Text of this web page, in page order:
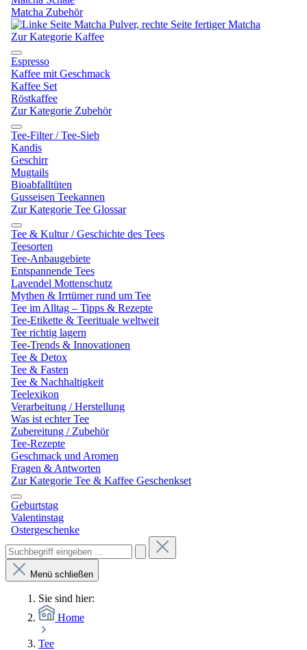
Matcha Zubehör
Zur Kategorie Kaffee
Espresso
Kaffee mit Geschmack
Kaffee Set
Röstkaffee
Zur Kategorie Zubehör
Tee-Filter / Tee-Sieb
Kandis
Geschirr
Mugtails
Bioabfalltüten
Gusseisen Teekannen
Zur Kategorie Tee Glossar
Tee & Kultur / Geschichte des Tees
Teesorten
Tee-Anbaugebiete
Entspannende Tees
Lavendel Mottenschutz
Mythen & Irrtümer rund um Tee
Tee im Alltag – Tipps & Rezepte
Tee-Etikette & Teerituale weltweit
Tee richtig lagern
Tee-Trends & Innovationen
Tee & Detox
Tee & Fasten
Tee & Nachhaltigkeit
Teelexikon
Verarbeitung / Herstellung
Was ist echter Tee
Zubereitung / Zubehör
Tee-Rezepte
Geschmack und Aromen
Fragen & Antworten
Zur Kategorie Tee & Kaffee Geschenkset
Geburtstag
Valentinstag
Ostergeschenke
Menü schließen
Sie sind hier:
Home
Tee